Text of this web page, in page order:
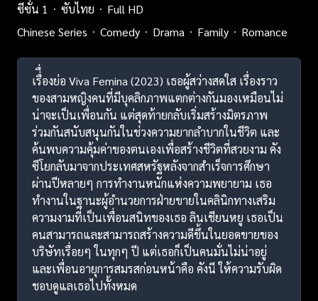
ซีซั่น 1
ซับไทย
Full HD
Chinese Series
Comedy Drama Family Romance
เรื่ื่องย่อ Viva Femina (2023) เธอผู้สว่างสดใส เรื่องราว
ของสามหญิงคนที่มีบุคลิกภาพแตกต่างกันมองเหมือนไม่
น่าจะเป็นเพื่อนกัน แต่สุดท้ายกลับเริ่มสร้างมิตรภาพ
ร่วมกันสนับสนุนกันในช่วงความยากลำบากในชีวิต และ
ค้นพบความคุ้มค่าของตนเองเพื่อสร้างชีวิตที่สวยงาม คัง
ซีโยกลับมาจากประเทศสหรัฐหลังจากสำเร็จการศึกษา
ผ่านปีหลายๆ การทำงานหนักแห่งความพยายาม เธอ
ทำงานในฐานะผู้อำนวยการฝ่ายขายในคลินิกทางเสริม
ความงามที่เป็นเพื่อนสนิทของเธอ ลินเชียนหยู เธอเป็น
คนสามารถและสามารถสร้างความดีขึ้นในยอดขายของ
บริษัทเรื่อยๆ ในทุกๆ ปี แต่เธอก็เป็นคนมั่นไม่น่าอยู่
และเพื่อนอายุการสมรสก่อนหน้าคือ คังนี ให้ความรับผิด
ชอบดูแลเธอไปทั้งหมด